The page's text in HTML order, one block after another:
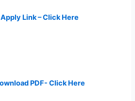
Link – Click Here
PDF- Click Here